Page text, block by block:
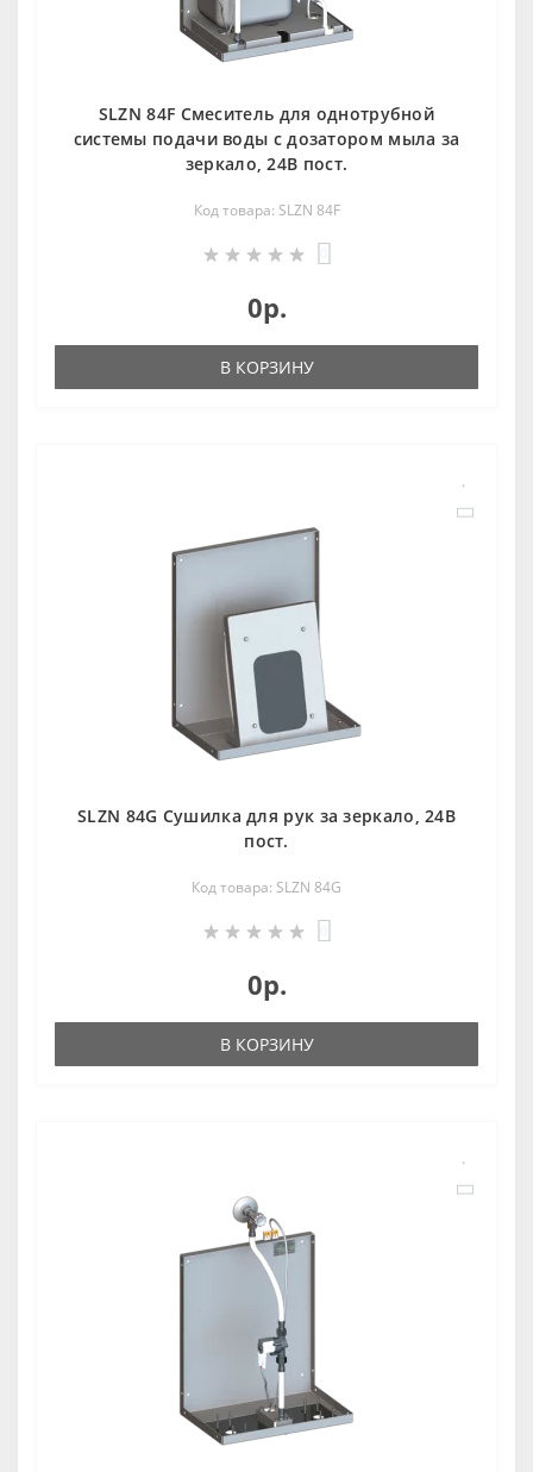
SLZN 84F Смеситель для однотрубной
системы подачи воды с дозаторoм мыла за
зеркалo, 24В пoст.
Код товара: SLZN 84F
0р.
В КОРЗИНУ
SLZN 84G Сушилка для рук за зеркалo, 24В
пoст.
Код товара: SLZN 84G
0р.
В КОРЗИНУ